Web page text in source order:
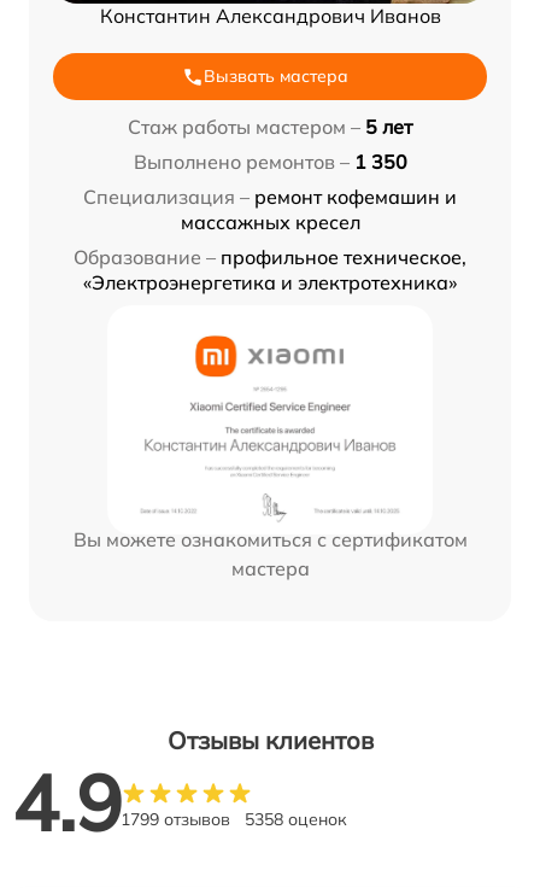
Константин Александрович Иванов
Вызвать мастера
Стаж работы мастером – 5 лет
Выполнено ремонтов – 1 350
Специализация – ремонт кофемашин и
массажных кресел
Образование – профильное техническое,
«Электроэнергетика и электротехника»
Вы можете ознакомиться с сертификатом
мастера
Отзывы клиентов
4.91799 отзывов 5358 оценок